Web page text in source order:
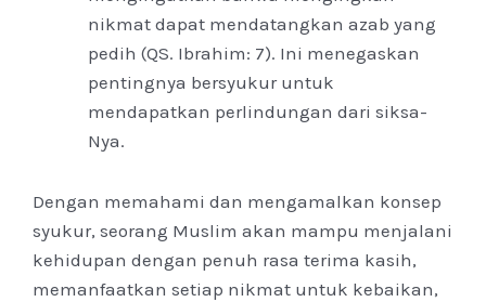
nikmat dapat mendatangkan azab yang
pedih (QS. Ibrahim: 7). Ini menegaskan
pentingnya bersyukur untuk
mendapatkan perlindungan dari siksa-
Nya.
Dengan memahami dan mengamalkan konsep
syukur, seorang Muslim akan mampu menjalani
kehidupan dengan penuh rasa terima kasih,
memanfaatkan setiap nikmat untuk kebaikan,